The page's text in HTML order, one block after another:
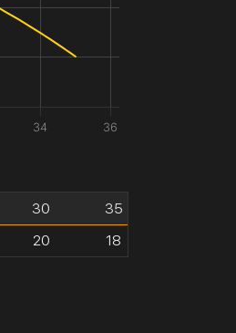
34 36
30
20
35
18